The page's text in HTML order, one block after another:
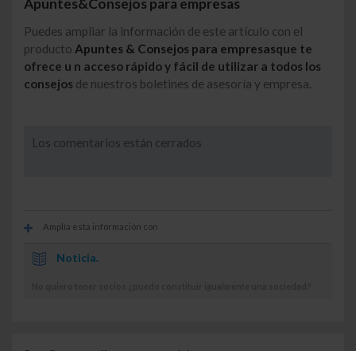
Apuntes&Consejos para empresas
Puedes ampliar la información de este artículo con el
producto Apuntes & Consejos para empresasque te
ofrece u n acceso rápido y fácil de utilizar a todos los
consejos de nuestros boletines de asesoría y empresa.
Los comentarios están cerrados
Amplía esta información con
Noticia.